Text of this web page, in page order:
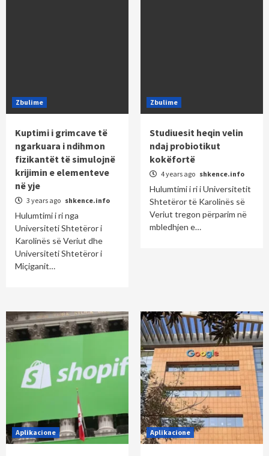
Zbulime
Kuptimi i grimcave të
ngarkuara i ndihmon
fizikantët të simulojnë
krijimin e elementeve
në yje
3 years ago shkence.info
Hulumtimi i ri nga
Universiteti Shtetëror i
Karolinës së Veriut dhe
Universiteti Shtetëror i
Miçiganit…
Zbulime
Studiuesit heqin velin
ndaj probiotikut
kokëfortë
4 years ago shkence.info
Hulumtimi i ri i Universitetit
Shtetëror të Karolinës së
Veriut tregon përparim në
mbledhjen e…
Aplikacione Aplikacione